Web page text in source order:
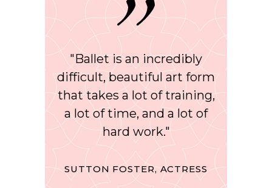
"Ballet is an incredibly
difficult, beautiful art form
that takes a lot of training,
a lot of time, and a lot of
hard work."
SUTTON FOSTER, ACTRESS